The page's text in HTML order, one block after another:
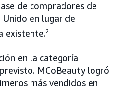
de compradores de
Unido en lugar de
existente.2
en la categoría
MCoBeauty logró
más vendidos en